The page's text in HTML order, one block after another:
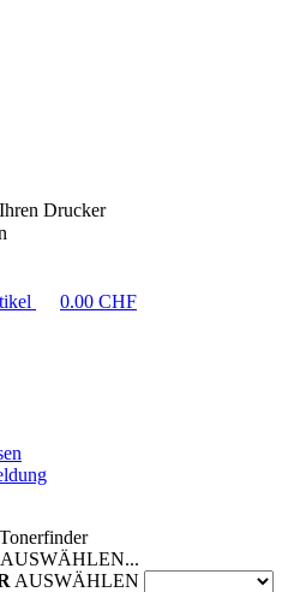
Drucker
0.00 CHF
AUSWÄHLEN